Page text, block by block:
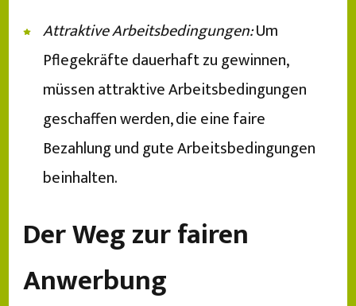
Attraktive Arbeitsbedingungen:Um
Pflegekräfte dauerhaft zu gewinnen,
müssen attraktive Arbeitsbedingungen
geschaffen werden, die eine faire
Bezahlung und gute Arbeitsbedingungen
beinhalten.
Der Weg zur fairen
Anwerbung